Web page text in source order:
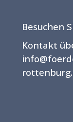
Besuchen
Kontakt